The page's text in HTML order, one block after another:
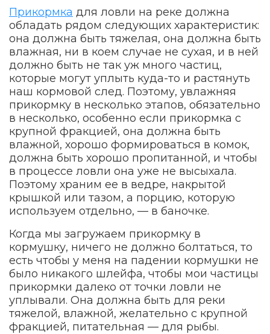
Прикормка для ловли на реке должна
обладать рядом следующих характеристик:
она должна быть тяжелая, она должна быть
влажная, ни в коем случае не сухая, и в ней
должно быть не так уж много частиц,
которые могут уплыть куда-то и растянуть
наш кормовой след. Поэтому, увлажняя
прикормку в несколько этапов, обязательно
в несколько, особенно если прикормка с
крупной фракцией, она должна быть
влажной, хорошо формироваться в комок,
должна быть хорошо пропитанной, и чтобы
в процессе ловли она уже не высыхала.
Поэтому храним ее в ведре, накрытой
крышкой или тазом, а порцию, которую
используем отдельно, — в баночке.
Когда мы загружаем прикормку в
кормушку, ничего не должно болтаться, то
есть чтобы у меня на падении кормушки не
было никакого шлейфа, чтобы мои частицы
прикормки далеко от точки ловли не
уплывали. Она должна быть для реки
тяжелой, влажной, желательно с крупной
фракцией, питательная — для рыбы.